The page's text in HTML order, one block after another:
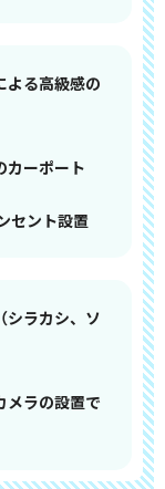
よる高級感の
カーポート
セント設置
シラカシ、ソ
メラの設置で